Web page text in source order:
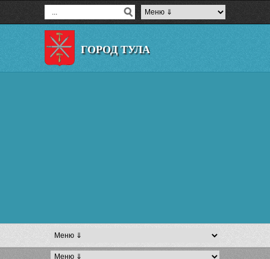
ГОРОД ТУЛА